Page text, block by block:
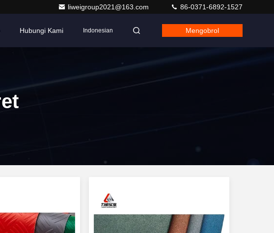
liweigroup2021@163.com 86-0371-6892-1527
Hubungi Kami Indonesian Mengobrol